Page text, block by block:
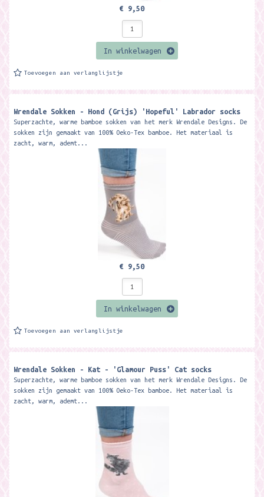
€ 9,50
In winkelwagen
Toevoegen aan verlanglijstje
Wrendale Sokken - Hond (Grijs) 'Hopeful' Labrador socks
Superzachte, warme bamboe sokken van het merk Wrendale Designs. De
sokken zijn gemaakt van 100% Oeko-Tex bamboe. Het materiaal is
zacht, warm, ademt...
€ 9,50
In winkelwagen
Toevoegen aan verlanglijstje
Wrendale Sokken - Kat - 'Glamour Puss' Cat socks
Superzachte, warme bamboe sokken van het merk Wrendale Designs. De
sokken zijn gemaakt van 100% Oeko-Tex bamboe. Het materiaal is
zacht, warm, ademt...